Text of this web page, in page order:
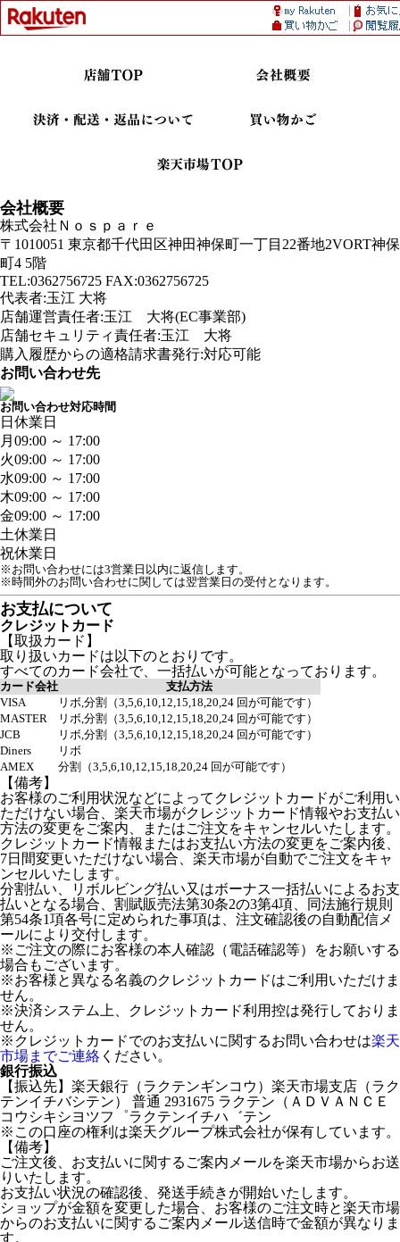
会社概要
株式会社Ｎｏｓｐａｒｅ
〒1010051 東京都千代田区神田神保町一丁目22番地2VORT神保
町4 5階
TEL:0362756725 FAX:0362756725
代表者:玉江 大将
店舗運営責任者:玉江 大将(EC事業部)
店舗セキュリティ責任者:玉江 大将
購入履歴からの適格請求書発行:対応可能
お問い合わせ先
お問い合わせ対応時間
日 休業日
月 09:00 ～ 17:00
火09:00 ～ 17:00
水09:00 ～ 17:00
木09:00 ～ 17:00
金09:00 ～ 17:00
土休業日
祝休業日
※お問い合わせには3営業日以内に返信します。
※時間外のお問い合わせに関しては翌営業日の受付となります。
お支払について
クレジットカード
【取扱カード】
取り扱いカードは以下のとおりです。
すべてのカード会社で、一括払いが可能となっております。
カード会社
支払方法
VISA
リボ,分割（3,5,6,10,12,15,18,20,24 回が可能です）
MASTER
リボ,分割（3,5,6,10,12,15,18,20,24 回が可能です）
JCB
リボ,分割（3,5,6,10,12,15,18,20,24 回が可能です）
Diners
リボ
AMEX
分割（3,5,6,10,12,15,18,20,24 回が可能です）
【備考】
お客様のご利用状況などによってクレジットカードがご利用い
ただけない場合、楽天市場がクレジットカード情報やお支払い
方法の変更をご案内、またはご注文をキャンセルいたします。
クレジットカード情報またはお支払い方法の変更をご案内後、
7日間変更いただけない場合、楽天市場が自動でご注文をキャ
ンセルいたします。
分割払い、リボルビング払い又はボーナス一括払いによるお支
払いとなる場合、割賦販売法第30条2の3第4項、同法施行規則
第54条1項各号に定められた事項は、注文確認後の自動配信メ
ールにより交付します。
※ご注文の際にお客様の本人確認（電話確認等）をお願いする
場合もございます。
※お客様と異なる名義のクレジットカードはご利用いただけま
せん。
※決済システム上、クレジットカード利用控は発行しておりま
せん。
※クレジットカードでのお支払いに関するお問い合わせは楽天
市場までご連絡 ください。
銀行振込
【振込先】楽天銀行（ラクテンギンコウ）楽天市場支店（ラク
テンイチバシテン） 普通 2931675 ラクテン（ＡＤＶＡＮＣＥ
コウシキシヨツフ゜ラクテンイチハ゛テン
※この口座の権利は楽天グループ株式会社が保有しています。
【備考】
ご注文後、お支払いに関するご案内メールを楽天市場からお送
りいたします。
お支払い状況の確認後、発送手続きが開始いたします。
ショップが金額を変更した場合、お客様のご注文時と楽天市場
からのお支払いに関するご案内メール送信時で金額が異なりま
す。